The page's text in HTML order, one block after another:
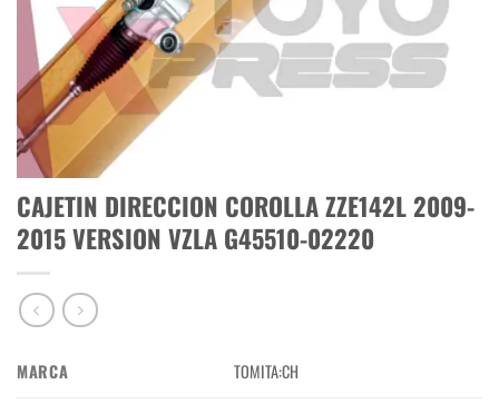
CAJETIN DIRECCION COROLLA ZZE142L 2009-
2015 VERSION VZLA G45510-02220
MARCA TOMITA:CH